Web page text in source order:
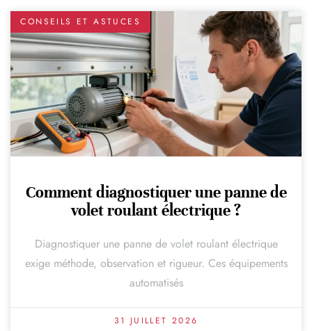
CONSEILS ET ASTUCES
Comment diagnostiquer une panne de
volet roulant électrique ?
Diagnostiquer une panne de volet roulant électrique
exige méthode, observation et rigueur. Ces équipements
automatisés
31 JUILLET 2026